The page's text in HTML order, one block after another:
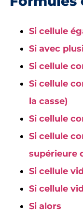
Si cellule
Si avec
Si cellule
Si cellule
la casse)
Si cellule
Si cellule
supérieure
Si cellule
Si cellule
Si alors